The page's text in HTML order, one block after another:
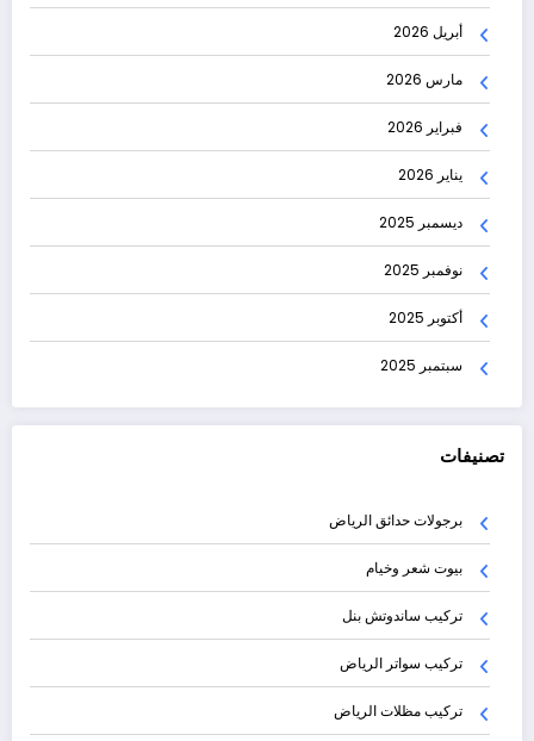
أبريل 2026
مارس 2026
فبراير 2026
يناير 2026
ديسمبر 2025
نوفمبر 2025
أكتوبر 2025
سبتمبر 2025
تصنيفات
برجولات حدائق الرياض
بيوت شعر وخيام
تركيب ساندوتش بنل
تركيب سواتر الرياض
تركيب مظلات الرياض